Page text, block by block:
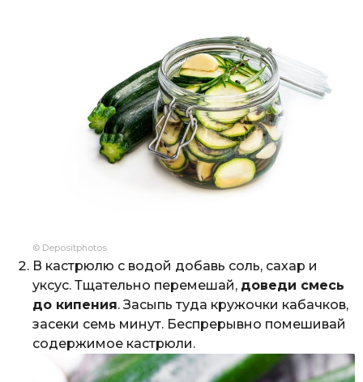
© Depositphotos
В кастрюлю с водой добавь соль, сахар и
уксус. Тщательно перемешай, доведи смесь
до кипения. Засыпь туда кружочки кабачков,
засеки семь минут. Беспрерывно помешивай
содержимое кастрюли.